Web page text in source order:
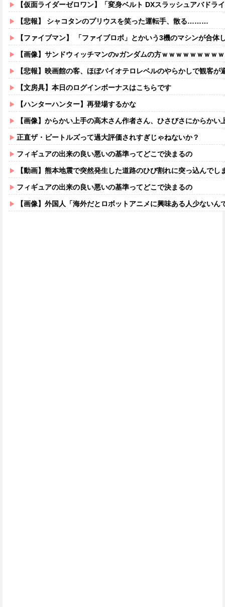
【仮面ライダーゼロワン】「変身ベルト DXスラッシュアバドライザー&ショットアバドライザ
【悲報】 シャコタンのプリウスを笑った運転手、散る………
【ファイブマン】 「ファイブロボ」とかいう3機のマシンが合体
【画像】サンドウィッチマンのνガンダムの方ｗｗｗｗｗｗｗｗ
【悲報】映画館の客、ほぼバイオテロレベルのやらかしで観客が
【文房具】本日のログインボーナスはこちらです
【ハンターハンター】再登場するかな
【画像】からかい上手の高木さん作者さん、ひさびさにからかい上手の高木
正直ザ・ビートルズって過大評価されすぎじゃねないか？
フィギュアの出来の良い悪いの基準ってどこで決まるの
【動画】熊本地震で突然発生した道路のひび割れに突っ込んでし
フィギュアの出来の良い悪いの基準ってどこで決まるの
【画像】外国人「海外だとロボットアニメに興味ある人少ないん